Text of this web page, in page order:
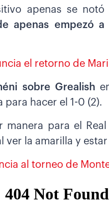
apenas se
apenas empezó
el retorno de
sobre Grealish
hacer el 1-0 (2).
manera para el
ver la amarilla y
al torneo de